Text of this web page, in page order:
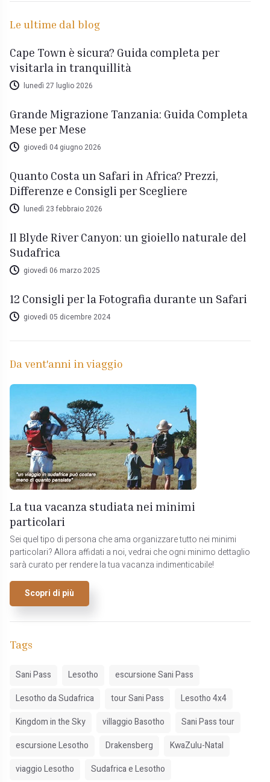
Le ultime dal blog
Cape Town è sicura? Guida completa per
visitarla in tranquillità
lunedì 27 luglio 2026
Grande Migrazione Tanzania: Guida Completa
Mese per Mese
giovedì 04 giugno 2026
Quanto Costa un Safari in Africa? Prezzi,
Differenze e Consigli per Scegliere
lunedì 23 febbraio 2026
Il Blyde River Canyon: un gioiello naturale del
Sudafrica
giovedì 06 marzo 2025
12 Consigli per la Fotografia durante un Safari
giovedì 05 dicembre 2024
Da vent'anni in viaggio
La tua vacanza studiata nei minimi
particolari
Sei quel tipo di persona che ama organizzare tutto nei minimi
particolari? Allora affidati a noi, vedrai che ogni minimo dettaglio
sarà curato per rendere la tua vacanza indimenticabile!
Scopri di più
Tags
Sani Pass Lesotho
escursione Sani Pass
Lesotho da Sudafrica
tour Sani Pass
Lesotho 4x4
Kingdom in the Sky
villaggio Basotho
Sani Pass tour
escursione Lesotho
Drakensberg
KwaZulu-Natal
viaggio Lesotho
Sudafrica e Lesotho